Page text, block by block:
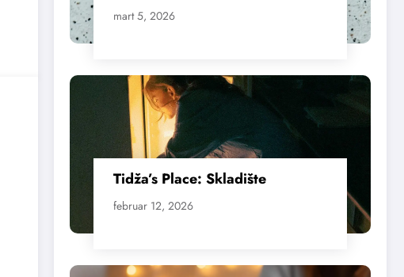
mart 5, 2026
Tidža’s Place: Skladište
februar 12, 2026